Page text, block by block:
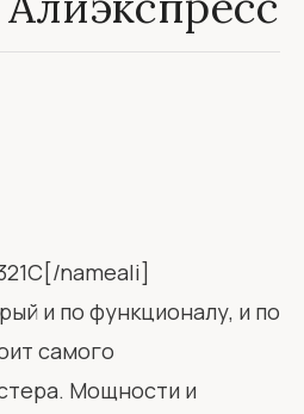
nameali]
и по функционалу, и по
самого
Мощности и